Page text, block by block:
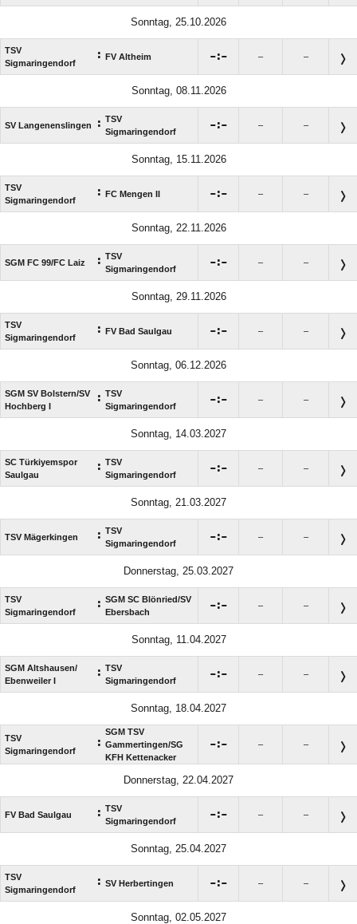
Sonntag, 25.10.2026
TSV
Sigmaringendorf
: FV Altheim : – –
Sonntag, 08.11.2026
SV Langenenslingen : TSV
Sigmaringendorf
: – –
Sonntag, 15.11.2026
TSV
Sigmaringendorf
: FC Mengen II : – –
Sonntag, 22.11.2026
SGM FC 99/​FC Laiz : TSV
Sigmaringendorf
: – –
Sonntag, 29.11.2026
TSV
Sigmaringendorf
: FV Bad Saulgau : – –
Sonntag, 06.12.2026
SGM SV Bolstern/​SV
Hochberg I
: TSV
Sigmaringendorf
: – –
Sonntag, 14.03.2027
SC Türkiyemspor
Saulgau
: TSV
Sigmaringendorf
: – –
Sonntag, 21.03.2027
TSV Mägerkingen : TSV
Sigmaringendorf
: – –
Donnerstag, 25.03.2027
TSV
Sigmaringendorf
: SGM SC Blönried/​SV
Ebersbach
: – –
Sonntag, 11.04.2027
SGM Altshausen/​
Ebenweiler I
: TSV
Sigmaringendorf
: – –
Sonntag, 18.04.2027
TSV
Sigmaringendorf
:
SGM TSV
Gammertingen/​SG
KFH Kettenacker
: – –
Donnerstag, 22.04.2027
FV Bad Saulgau : TSV
Sigmaringendorf
: – –
Sonntag, 25.04.2027
TSV
Sigmaringendorf
: SV Herbertingen : – –
Sonntag, 02.05.2027